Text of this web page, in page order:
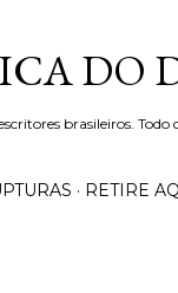
DO
brasileiros.
RETIRE